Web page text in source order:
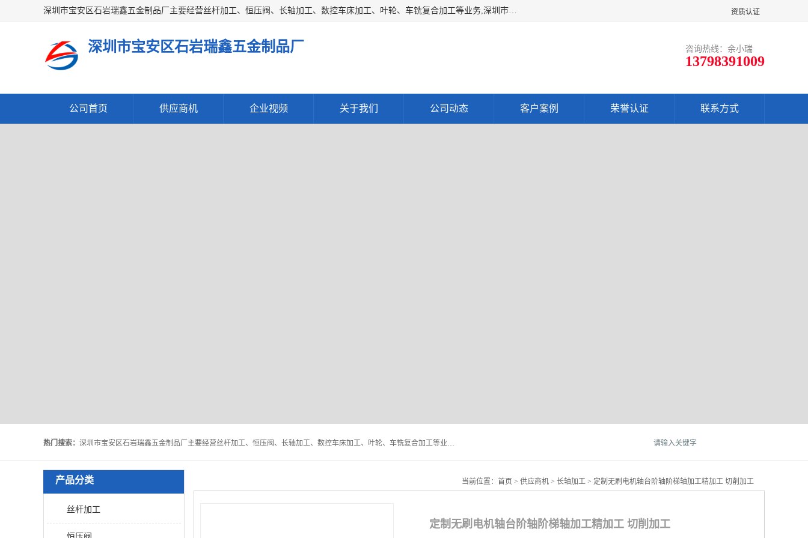
深圳市宝安区石岩瑞鑫五金制品厂主要经营丝杆加工、恒压阀、长轴加工、数控车床加工、叶轮、车铣复合加工等业务,深圳市宝安区石岩瑞鑫五金制品厂产品广泛应用于按摩椅、各类阀门、电机等石化类、机械类产品. 资质认证
深圳市宝安区石岩瑞鑫五金制品厂 咨询热线：余小瑞
13798391009
公司首页 供应商机 企业视频 关于我们 公司动态 客户案例 荣誉认证 联系方式
热门搜索： 深圳市宝安区石岩瑞鑫五金制品厂主要经营丝杆加工、恒压阀、长轴加工、数控车床加工、叶轮、车铣复合加工等业务,深圳市宝安区石岩瑞鑫五金制品厂产品广泛应用于按摩椅、各类阀门、电机等石化类、机械类产品.
产品分类
丝杆加工
当前位置： 首页 > 供应商机 > 长轴加工 > 定制无刷电机轴台阶轴阶梯轴加工精加工 切削加工
定制无刷电机轴台阶轴阶梯轴加工精加工 切削加工